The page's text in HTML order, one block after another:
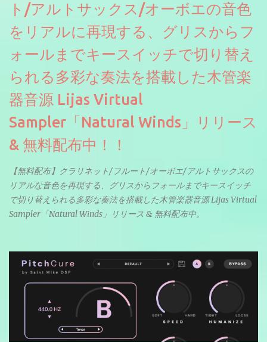
ト/アルトサックス/オーボエの音色
をリアルに再現する、グリスからフ
ォールまでキースイッチで切り替え
られる多彩な奏法を搭載した木管楽
器音源 Lijas Virtual
Sampler「Natural Winds」リリース
& 無料配布中！！
【無料配布】クラリネット/フルート/オーボエ/アルトサックスの
リアルな音色を再現する、グリスからフォールまでキースイッチ
で切り替えられる多彩な奏法を搭載した木管楽器音源 Lijas Virtual
Sampler「Natural Winds」リリース & 無料配布中。